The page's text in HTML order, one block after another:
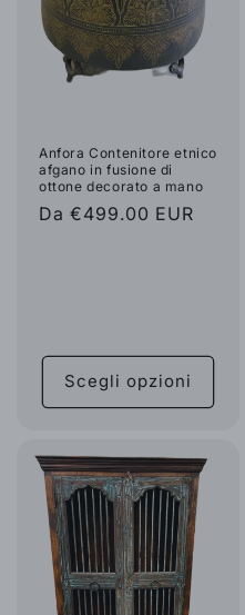
Anfora Contenitore etnico
afgano in fusione di
ottone decorato a mano
Prezzo
Da €499.00 EUR
Scegli opzioni